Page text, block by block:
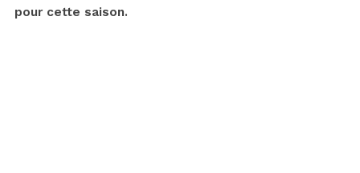
pour cette saison.